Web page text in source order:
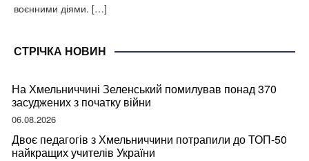
воєнними діями. […]
СТРІЧКА НОВИН
На Хмельниччині Зеленський помилував понад 370
засуджених з початку війни
06.08.2026
Двоє педагогів з Хмельниччини потрапили до ТОП-50
найкращих учителів України